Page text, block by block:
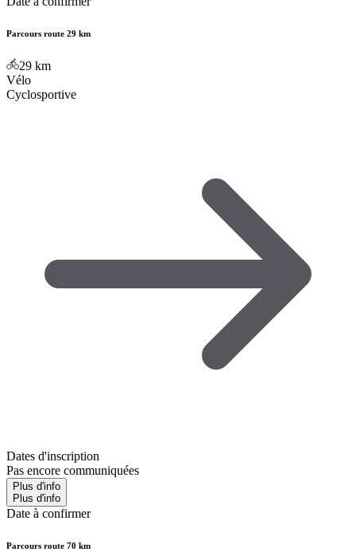
Parcours route 29 km
29 km
Vélo
Cyclosportive
Dates d'inscription
Pas encore communiquées
Plus d'info
Plus d'info
Date à confirmer
Parcours route 70 km